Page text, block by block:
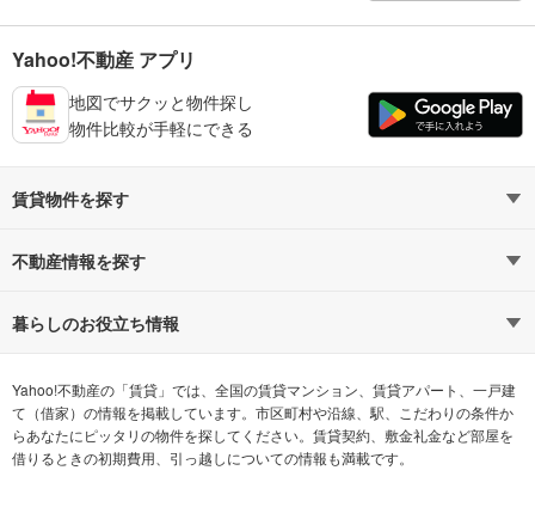
Yahoo!不動産 アプリ
地図でサクッと物件探し
物件比較が手軽にできる
賃貸物件を探す
路線・駅から探す
通勤時間から探す
不動産会社から探す 希望の条件から探す
テーマから探す ランキングから探す
不動産情報を探す
不動産・住宅
新築マンション 中古マンション
新築一戸建て 中古一戸建て
暮らしのお役立ち情報
マンションカタログ 教えて！住まいの先生
Yahoo!不動産の「賃貸」では、全国の賃貸マンション、賃貸アパート、一戸建
て（借家）の情報を掲載しています。市区町村や沿線、駅、こだわりの条件か
らあなたにピッタリの物件を探してください。賃貸契約、敷金礼金など部屋を
借りるときの初期費用、引っ越しについての情報も満載です。